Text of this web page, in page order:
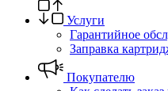
Услуги
Гарантийное
Заправка
Покупателю